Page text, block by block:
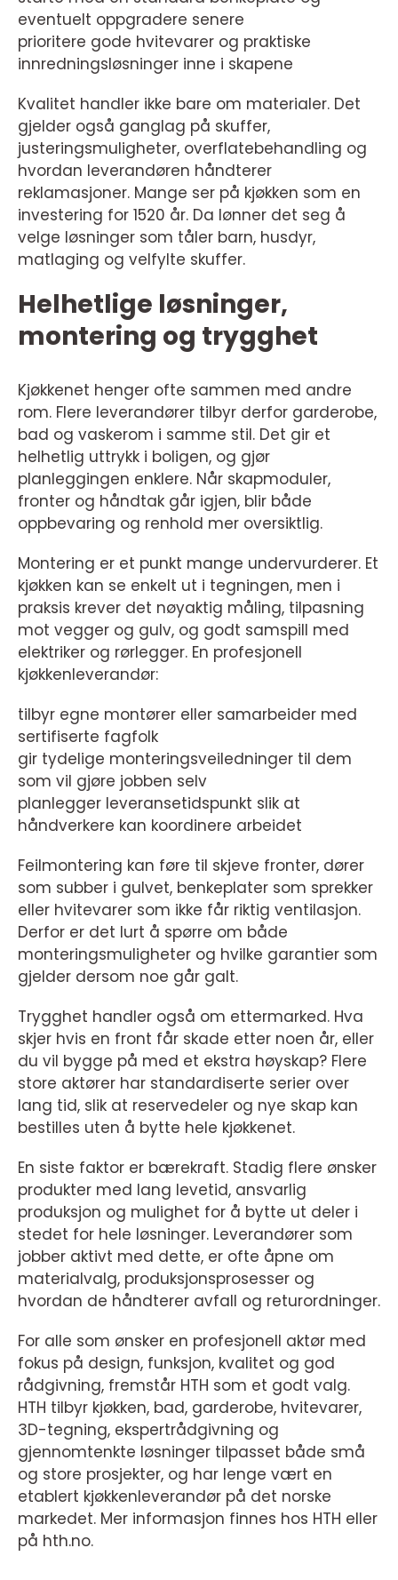
eventuelt oppgradere senere
prioritere gode hvitevarer og praktiske
innredningsløsninger inne i skapene
Kvalitet handler ikke bare om materialer. Det
gjelder også ganglag på skuffer,
justeringsmuligheter, overflatebehandling og
hvordan leverandøren håndterer
reklamasjoner. Mange ser på kjøkken som en
investering for 1520 år. Da lønner det seg å
velge løsninger som tåler barn, husdyr,
matlaging og velfylte skuffer.
Helhetlige løsninger,
montering og trygghet
Kjøkkenet henger ofte sammen med andre
rom. Flere leverandører tilbyr derfor garderobe,
bad og vaskerom i samme stil. Det gir et
helhetlig uttrykk i boligen, og gjør
planleggingen enklere. Når skapmoduler,
fronter og håndtak går igjen, blir både
oppbevaring og renhold mer oversiktlig.
Montering er et punkt mange undervurderer. Et
kjøkken kan se enkelt ut i tegningen, men i
praksis krever det nøyaktig måling, tilpasning
mot vegger og gulv, og godt samspill med
elektriker og rørlegger. En profesjonell
kjøkkenleverandør:
tilbyr egne montører eller samarbeider med
sertifiserte fagfolk
gir tydelige monteringsveiledninger til dem
som vil gjøre jobben selv
planlegger leveransetidspunkt slik at
håndverkere kan koordinere arbeidet
Feilmontering kan føre til skjeve fronter, dører
som subber i gulvet, benkeplater som sprekker
eller hvitevarer som ikke får riktig ventilasjon.
Derfor er det lurt å spørre om både
monteringsmuligheter og hvilke garantier som
gjelder dersom noe går galt.
Trygghet handler også om ettermarked. Hva
skjer hvis en front får skade etter noen år, eller
du vil bygge på med et ekstra høyskap? Flere
store aktører har standardiserte serier over
lang tid, slik at reservedeler og nye skap kan
bestilles uten å bytte hele kjøkkenet.
En siste faktor er bærekraft. Stadig flere ønsker
produkter med lang levetid, ansvarlig
produksjon og mulighet for å bytte ut deler i
stedet for hele løsninger. Leverandører som
jobber aktivt med dette, er ofte åpne om
materialvalg, produksjonsprosesser og
hvordan de håndterer avfall og returordninger.
For alle som ønsker en profesjonell aktør med
fokus på design, funksjon, kvalitet og god
rådgivning, fremstår HTH som et godt valg.
HTH tilbyr kjøkken, bad, garderobe, hvitevarer,
3D-tegning, ekspertrådgivning og
gjennomtenkte løsninger tilpasset både små
og store prosjekter, og har lenge vært en
etablert kjøkkenleverandør på det norske
markedet. Mer informasjon finnes hos HTH eller
på hth.no.